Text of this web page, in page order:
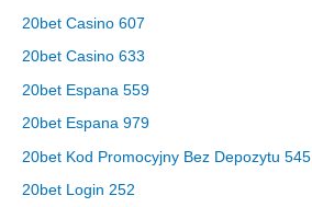
20bet Casino 607
20bet Casino 633
20bet Espana 559
20bet Espana 979
20bet Kod Promocyjny Bez Depozytu 545
20bet Login 252